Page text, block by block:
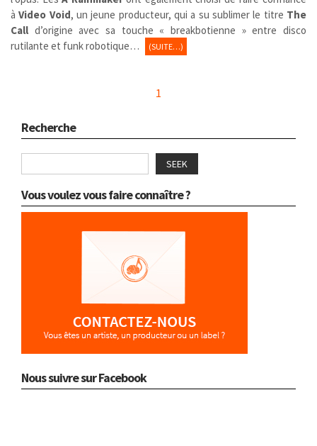
àVideo Void, un jeune producteur, qui a su sublimer le titre The
Call d’origine avec sa touche « breakbotienne » entre disco
rutilante et funk robotique…
(SUITE…)
1
Recherche
SEEK
Vous voulez vous faire connaître ?
Nous suivre sur Facebook